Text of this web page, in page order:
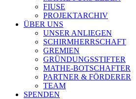
FIUSE
PROJEKTARCHIV
ÜBER UNS
UNSER ANLIEGEN
SCHIRMHERRSCHAFT
GREMIEN
GRÜNDUNGSSTIFTER
MATHE-BOTSCHAFTER
PARTNER & FÖRDERER
TEAM
SPENDEN